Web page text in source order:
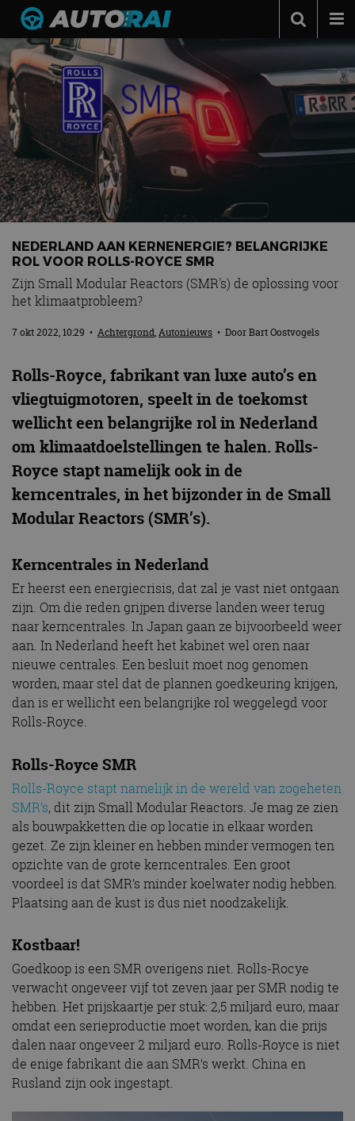
Autonieuws
Podcast
Autotests
Automerken
Adverteren
Contact
NEDERLAND AAN KERNENERGIE? BELANGRIJKE
ROL VOOR ROLLS-ROYCE SMR
Zijn Small Modular Reactors (SMR's) de oplossing voor
het klimaatprobleem?
7 okt 2022, 10:29 • Achtergrond,Autonieuws • DoorBart Oostvogels
Rolls-Royce, fabrikant van luxe auto’s en
vliegtuigmotoren, speelt in de toekomst
wellicht een belangrijke rol in Nederland
om klimaatdoelstellingen te halen. Rolls-
Royce stapt namelijk ook in de
kerncentrales, in het bijzonder in de Small
Modular Reactors (SMR’s).
Kerncentrales in Nederland
Er heerst een energiecrisis, dat zal je vast niet ontgaan
zijn. Om die reden grijpen diverse landen weer terug
naar kerncentrales. In Japan gaan ze bijvoorbeeld weer
aan. In Nederland heeft het kabinet wel oren naar
nieuwe centrales. Een besluit moet nog genomen
worden, maar stel dat de plannen goedkeuring krijgen,
dan is er wellicht een belangrijke rol weggelegd voor
Rolls-Royce.
Rolls-Royce SMR
Rolls-Royce stapt namelijk in de wereld van zogeheten
SMR’s, dit zijn Small Modular Reactors. Je mag ze zien
als bouwpakketten die op locatie in elkaar worden
gezet. Ze zijn kleiner en hebben minder vermogen ten
opzichte van de grote kerncentrales. Een groot
voordeel is dat SMR’s minder koelwater nodig hebben.
Plaatsing aan de kust is dus niet noodzakelijk.
Kostbaar!
Goedkoop is een SMR overigens niet. Rolls-Rocye
verwacht ongeveer vijf tot zeven jaar per SMR nodig te
hebben. Het prijskaartje per stuk: 2,5 miljard euro, maar
omdat een serieproductie moet worden, kan die prijs
dalen naar ongeveer 2 miljard euro. Rolls-Royce is niet
de enige fabrikant die aan SMR’s werkt. China en
Rusland zijn ook ingestapt.